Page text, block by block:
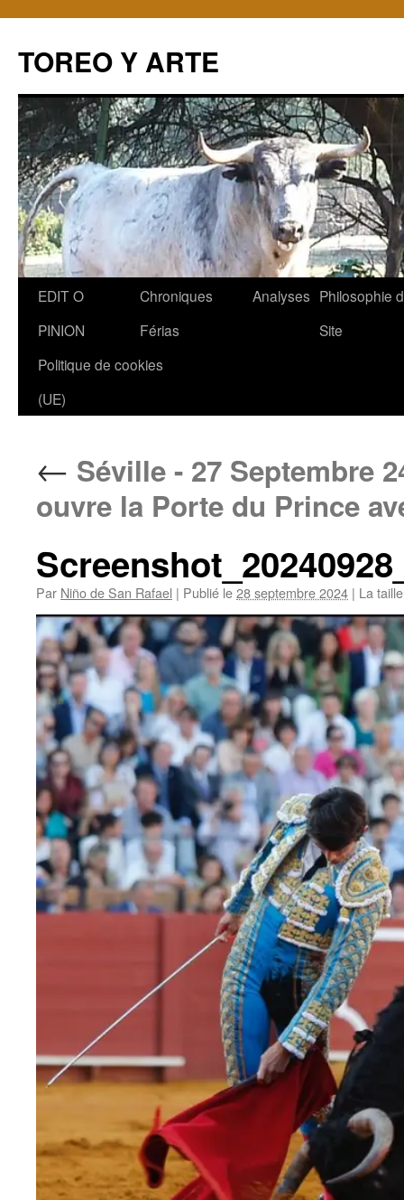
TOREO Y ARTE
Aller
contenu
EDIT O
PINION
Chroniques
Férias
Analyses Philosophie
Site
Politique de cookies
(UE)
← Séville - 27 Septembre
ouvre la Porte du Prince
Par Niño de San Rafael | Publié le28 septembre 2024 | La